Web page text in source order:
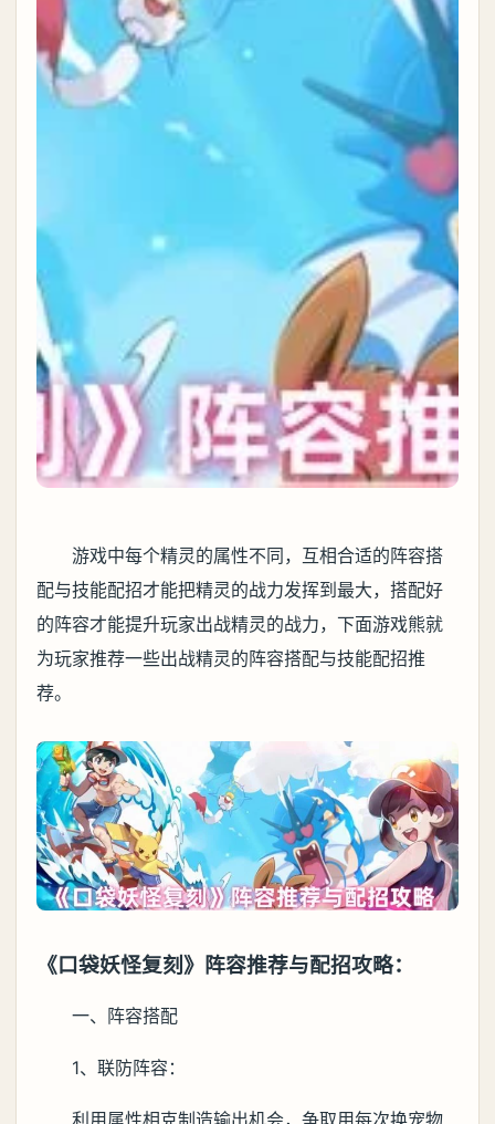
游戏中每个精灵的属性不同，互相合适的阵容搭
配与技能配招才能把精灵的战力发挥到最大，搭配好
的阵容才能提升玩家出战精灵的战力，下面游戏熊就
为玩家推荐一些出战精灵的阵容搭配与技能配招推
荐。
《口袋妖怪复刻》阵容推荐与配招攻略：
一、阵容搭配
1、联防阵容：
利用属性相克制造输出机会，争取用每次换宠物